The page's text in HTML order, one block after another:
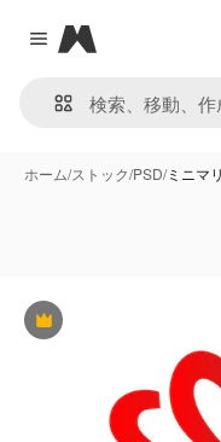
Close menu
Magnific
ホーム/ストック/PSD/ミニマ
Premium